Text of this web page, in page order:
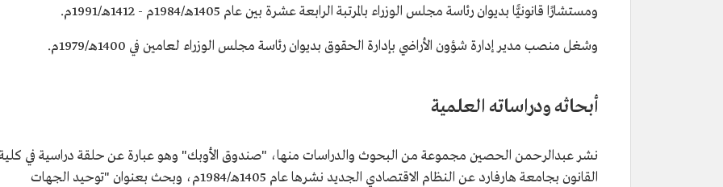
ومستشارًا قانونيًّا بديوان رئاسة مجلس الوزراء بالمرتبة الرابعة عشرة بين عام 1405هـ/1984م - 1412هـ/1991م.
وشغل منصب مدير إدارة شؤون الأراضي بإدارة الحقوق بديوان رئاسة مجلس الوزراء لعامين في 1400هـ/1979م.
أبحاثه ودراساته العلمية
نشر عبدالرحمن الحصين مجموعة من البحوث والدراسات منها، "صندوق الأوبك" وهو عبارة عن حلقة دراسية في
القانون بجامعة هارفارد عن النظام الاقتصادي الجديد نشرها عام 1405هـ/1984م، وبحث بعنوان "توحيد الجهات